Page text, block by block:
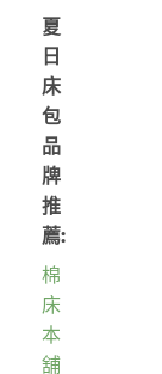
夏
日
床
包
品
牌
推
薦:
棉
床
本
舖